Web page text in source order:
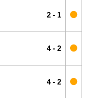
2- 1
4- 2
4- 2